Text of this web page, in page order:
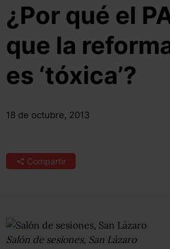
¿Por qué el
que la
es ‘tóxica’?
18 de octubre, 2013
Compartir
Salón de sesiones, San Lázaro